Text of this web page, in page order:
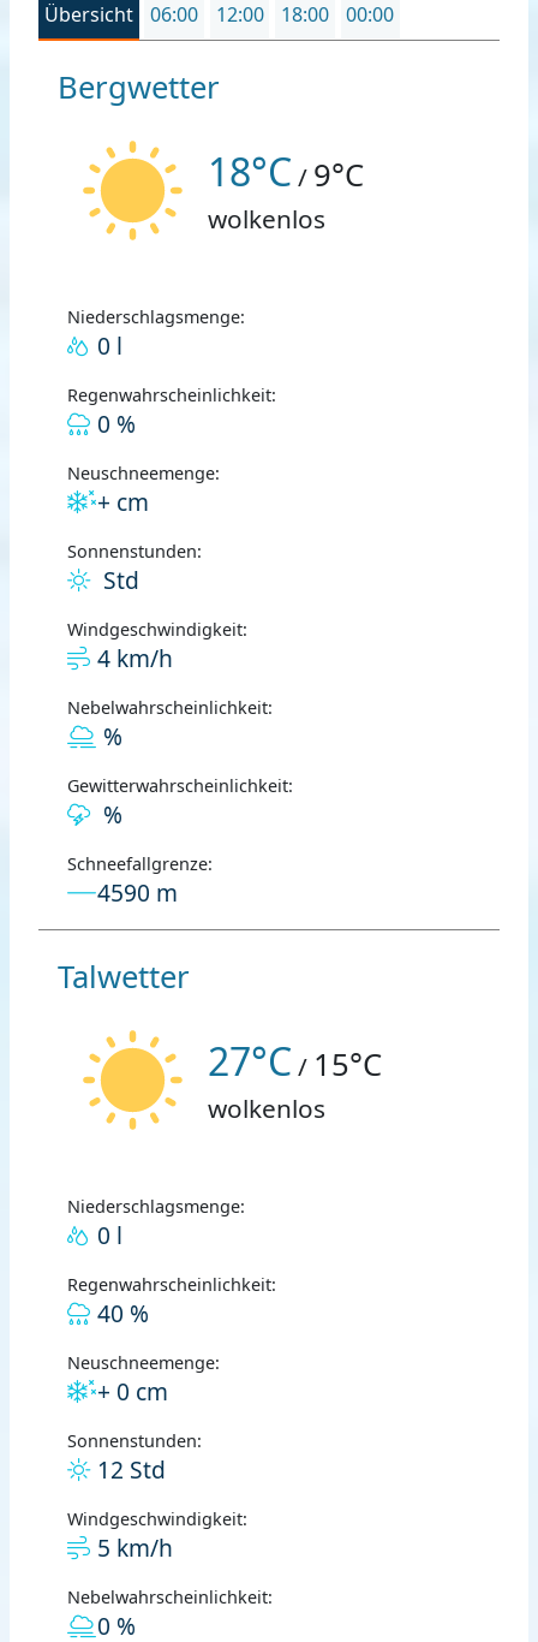
Übersicht 06:00 12:00 18:00 00:00
Bergwetter
18°C / 9°C
wolkenlos
Niederschlagsmenge:
0 l
Regenwahrscheinlichkeit:
0 %
Neuschneemenge:
+ cm
Sonnenstunden:
Std
Windgeschwindigkeit:
4 km/h
Nebelwahrscheinlichkeit:
%
Gewitterwahrscheinlichkeit:
%
Schneefallgrenze:
4590 m
Talwetter
27°C / 15°C
wolkenlos
Niederschlagsmenge:
0 l
Regenwahrscheinlichkeit:
40 %
Neuschneemenge:
+ 0 cm
Sonnenstunden:
12 Std
Windgeschwindigkeit:
5 km/h
Nebelwahrscheinlichkeit:
0 %